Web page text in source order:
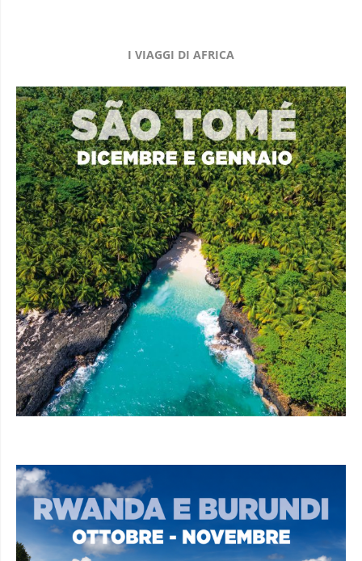
I VIAGGI DI AFRICA